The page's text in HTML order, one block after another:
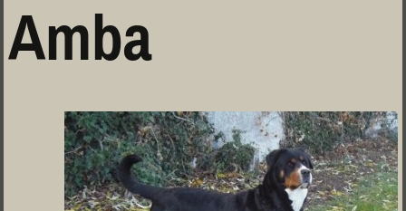
Amba